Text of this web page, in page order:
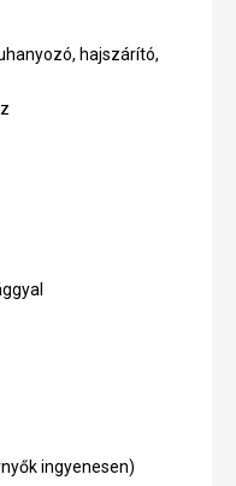
hajszárító,
ingyenesen)